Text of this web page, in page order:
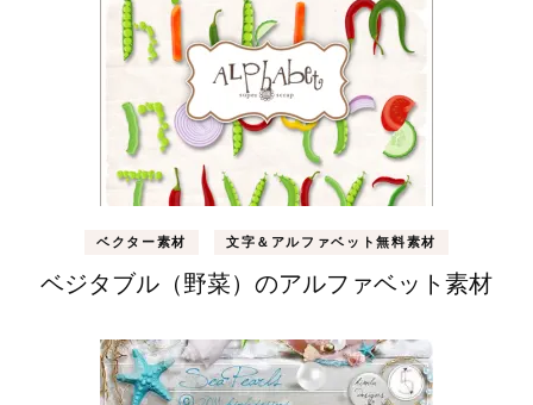
ベクター素材 文字＆アルファベット無料素材
ベジタブル（野菜）のアルファベット素材